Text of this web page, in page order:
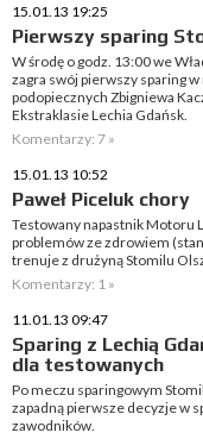
15.01.13 19:25
Pierwszy sparing
W środę o godz. 13:00 we
zagra swój pierwszy sparing
podopiecznych Zbigniewa
Ekstraklasie Lechia Gdańsk.
Komentarzy: 7 »
15.01.13 10:52
Paweł Piceluk chory
Testowany napastnik Motoru
problemów ze zdrowiem
trenuje z drużyną Stomilu
Komentarzy: 1 »
11.01.13 09:47
Sparing z Lechią
dla testowanych
Po meczu sparingowym
zapadną pierwsze decyzje w
zawodników.